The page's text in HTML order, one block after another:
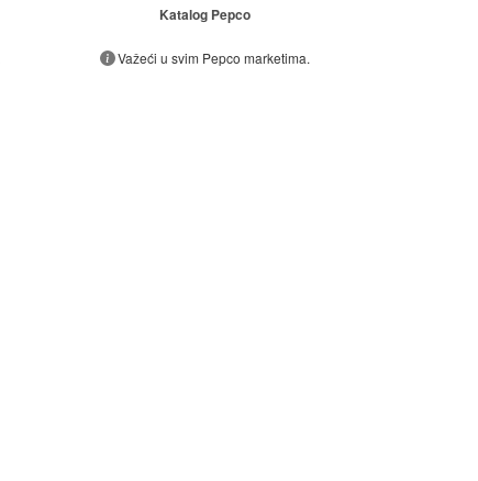
Katalog Pepco
Važeći u svim Pepco marketima.